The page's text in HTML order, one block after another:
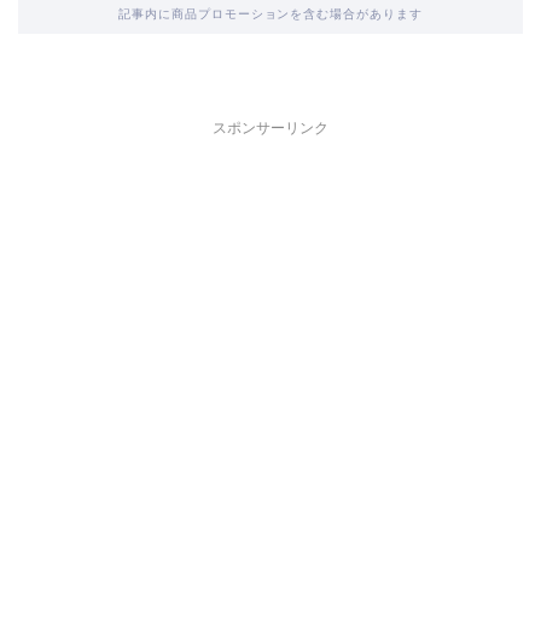
記事内に商品プロモーションを含む場合があります
スポンサーリンク